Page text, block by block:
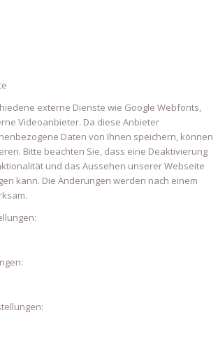
externe Dienste wie Google Webfonts,
Videoanbieter. Da diese Anbieter
Daten von Ihnen speichern, können
Bitte beachten Sie, dass eine Deaktivierung
und das Aussehen unserer Webseite
kann. Die Änderungen werden nach einem